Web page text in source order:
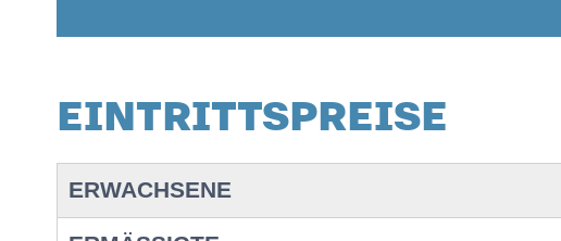
EINTRITTSPREISE
ERWACHSENE